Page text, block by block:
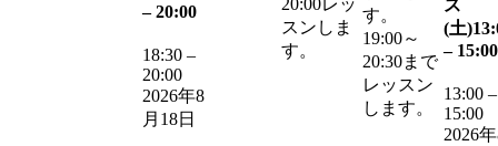
– 20:00
18:30 –
20:00
2026年8
月18日
20:00レッ
スンしま
す。
す。
19:00～
20:30まで
レッスン
します。
ス
(土)
– 15:00
13:00 –
15:00
2026